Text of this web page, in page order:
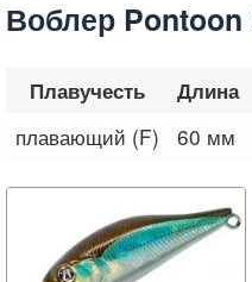
Воблер Pontoon
Плавучесть Длина
плавающий (F) 60 мм